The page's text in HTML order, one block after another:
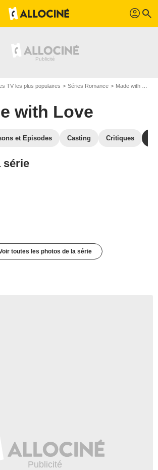
profil search
TV les plus populaires Séries Romance Made with Love
with Love
et Episodes Casting Critiques
série
toutes les photos de la série